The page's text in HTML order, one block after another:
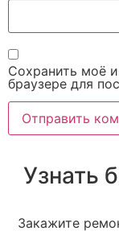
Сохранить моё
браузере для
Узнать
Закажите